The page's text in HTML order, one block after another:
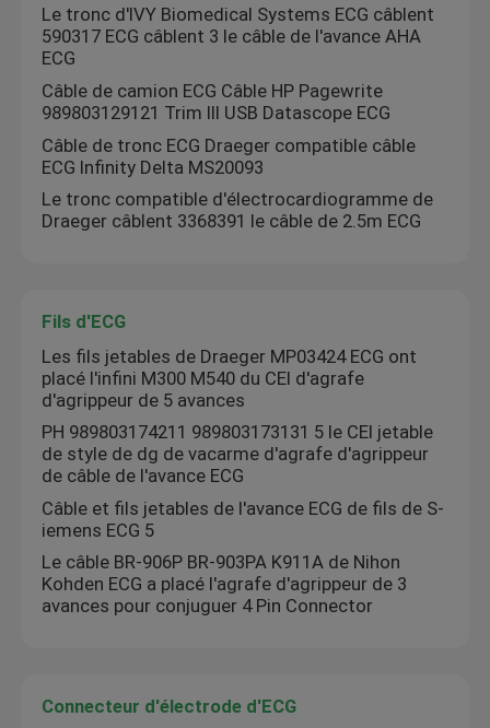
Maison
Produits
Au sujet de nous
Visite d'usine
Contactez-nous
Nouvelles
Cas
Demandez une citation
Capteur SPO2 jetable
Le tronc d'IVY Biomedical Systems ECG câblent
590317 ECG câblent 3 le câble de l'avance AHA
ECG
Câble de camion ECG Câble HP Pagewrite
989803129121 Trim III USB Datascope ECG
Câble de tronc ECG Draeger compatible câble
ECG Infinity Delta MS20093
Le tronc compatible d'électrocardiogramme de
Draeger câblent 3368391 le câble de 2.5m ECG
Fils d'ECG
Les fils jetables de Draeger MP03424 ECG ont
placé l'infini M300 M540 du CEI d'agrafe
d'agrippeur de 5 avances
PH 989803174211 989803173131 5 le CEI jetable
de style de dg de vacarme d'agrafe d'agrippeur
de câble de l'avance ECG
Câble et fils jetables de l'avance ECG de fils de S-
iemens ECG 5
Le câble BR-906P BR-903PA K911A de Nihon
Kohden ECG a placé l'agrafe d'agrippeur de 3
avances pour conjuguer 4 Pin Connector
Connecteur d'électrode d'ECG